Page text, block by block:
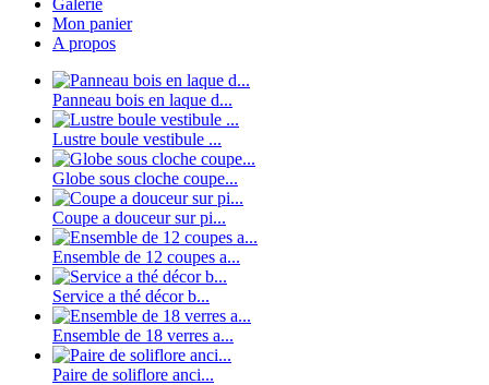
Galerie
Mon panier
A propos
Panneau bois en laque d...
Lustre boule vestibule ...
Globe sous cloche coupe...
Coupe a douceur sur pi...
Ensemble de 12 coupes a...
Service a thé décor b...
Ensemble de 18 verres a...
Paire de soliflore anci...